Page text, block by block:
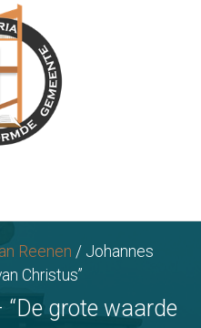
Reenen / Johannes
Christus”
grote waarde